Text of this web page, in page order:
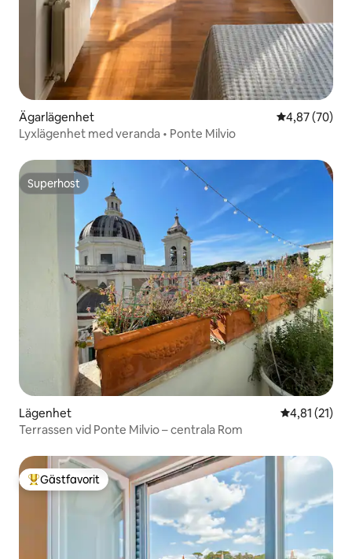
Ägarlägenhet 4,87 av 5 i
4,87 (70)
Lyxlägenhet med veranda • Ponte Milvio
Superhost
Superhost
Lägenhet 4,81 av 5 i
4,81 (21)
Terrassen vid Ponte Milvio – centrala Rom
Populär gästfavorit
Gästfavorit